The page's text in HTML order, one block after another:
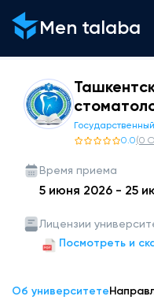
Men talaba
0.0(0
Время приема
5 июня 2026 - 25
Лицензии
Посмотреть и
Об университете